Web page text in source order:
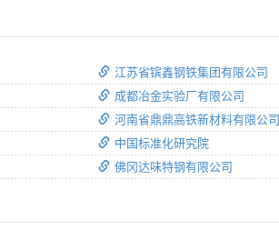
江苏省镔鑫钢铁集团有限公司
成都冶金实验厂有限公司
河南省鼎鼎高铁新材料有限公司
中国标准化研究院
佛冈达味特钢有限公司